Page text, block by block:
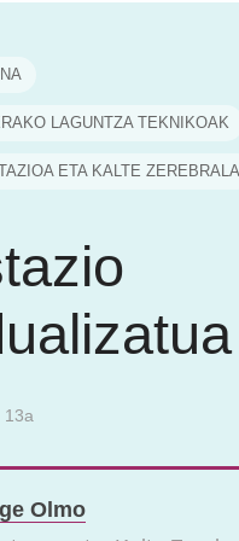
LAGUNTZA TEKNIKOAK
ETA KALTE ZEREBRALA
13a
Olmo